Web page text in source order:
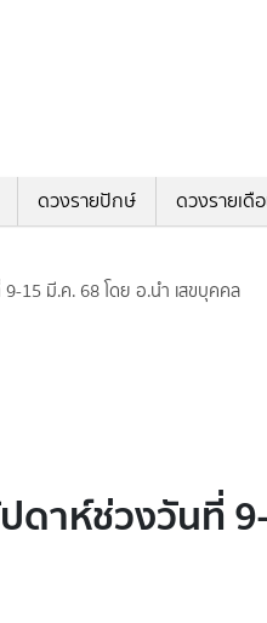
ดวงรายปักษ์ ดวงรายเดื
15 มี.ค. 68 โดย อ.นำ เสขบุคคล
าห์ช่วงวันที่